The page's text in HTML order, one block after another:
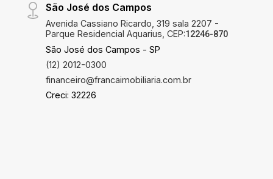
Apinagés!
São José dos Campos
Avenida Cassiano Ricardo, 319 sala 2207 -
Parque Residencial Aquarius, CEP:12246-870
São José dos Campos - SP
(12) 2012-0300
financeiro@francaimobiliaria.com.br
Creci: 32226